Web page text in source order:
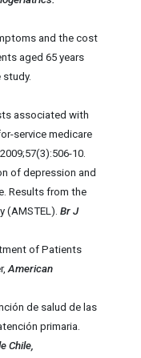
and the cost
aged 65 years
study.
associated with
service medicare
2009;57(3):506-10.
of depression and
Results from the
(AMSTEL).Br J
of Patients
American
de salud de las
primaria.
Chile,